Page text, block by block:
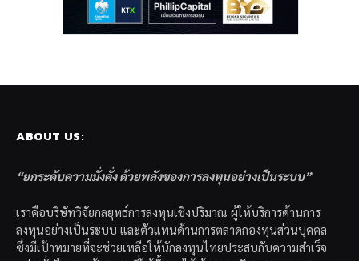
ABOUT US:
“ยกระดับความมั่งคั่ง ด้วยพลังของการลงทุนอย่างเป็นระบบ”
เราคือบริษัทวิจัยกลยุทธ์การลงทุนเชิงปริมาณ ผู้ให้บริการด้านการ
ลงทุนอย่างเป็นระบบ และตัวแทนด้านการตลาดกองทุนส่วนบุคคล
ซึ่งมีเป้าหมายที่จะช่วยเหลือให้นักลงทุนไทยประสบกับความสำเร็จ